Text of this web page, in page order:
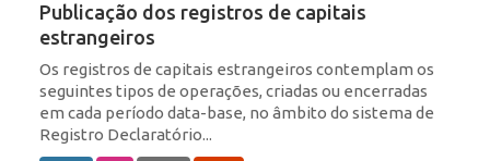
Publicação dos registros de capitais
estrangeiros
Os registros de capitais estrangeiros contemplam os
seguintes tipos de operações, criadas ou encerradas
em cada período data-base, no âmbito do sistema de
Registro Declaratório...